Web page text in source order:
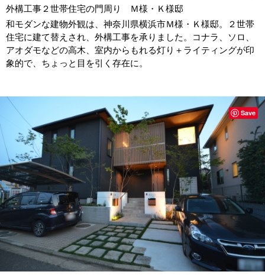
外構工事２世帯住宅の門周り Ｍ様・Ｋ様邸
和モダンな建物外観は、神奈川県横浜市Ｍ様・Ｋ様邸。２世帯
住宅に建て替えされ、外構工事を承りました。コナラ、ソロ、
アオダモなどの高木、室内からもれる灯り＋ライティングが印
象的で、ちょっと目を引く存在に。
Save